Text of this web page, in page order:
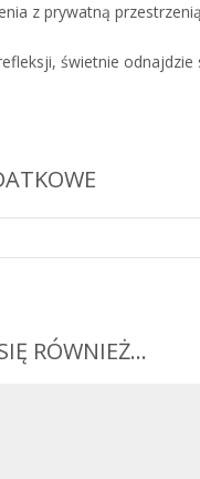
z prywatną
świetnie
RÓWNIEŻ…